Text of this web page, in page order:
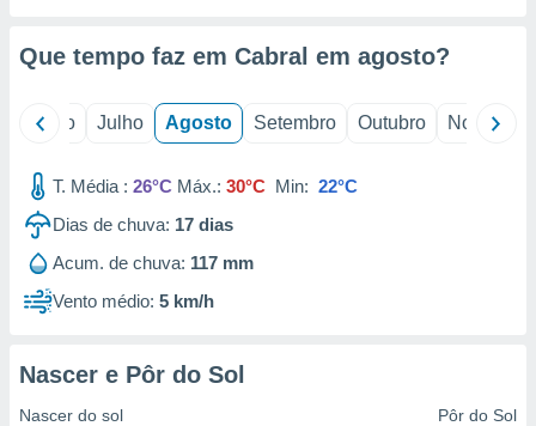
estudos
de
1199
Que tempo faz em Cabral em agosto?
Junho Julho Agosto Setembro Outubro Novembro
T. Média : 26°C Máx.: 30°C Min: 22°C
Dias de chuva: 17 dias
Acum. de chuva: 117 mm
Vento médio: 5 km/h
Nascer e Pôr do Sol
Nascer do sol Pôr do Sol